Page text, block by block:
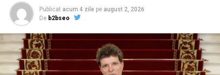
Publicat acum 4 zile pe august 2, 2026
De b2bseo